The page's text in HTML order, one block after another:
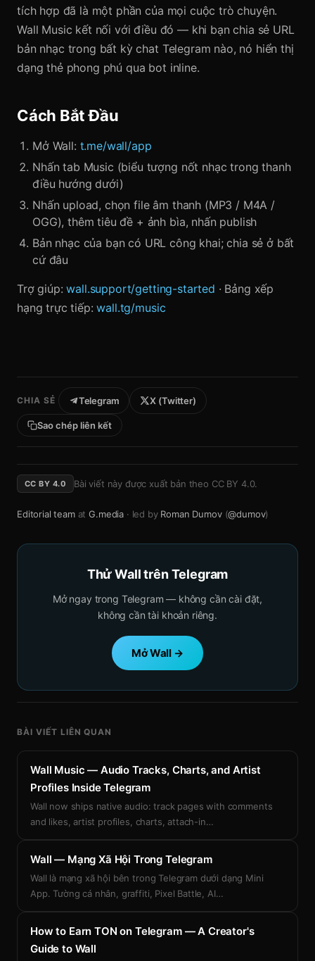
tích hợp đã là một phần của mọi cuộc trò chuyện.
Wall Music kết nối với điều đó — khi bạn chia sẻ URL
bản nhạc trong bất kỳ chat Telegram nào, nó hiển thị
dạng thẻ phong phú qua bot inline.
Cách Bắt Đầu
Mở Wall: t.me/wall/app
Nhấn tab Music (biểu tượng nốt nhạc trong thanh
điều hướng dưới)
Nhấn upload, chọn file âm thanh (MP3 / M4A /
OGG), thêm tiêu đề + ảnh bìa, nhấn publish
Bản nhạc của bạn có URL công khai; chia sẻ ở bất
cứ đâu
Trợ giúp:wall.support/getting-started · Bảng xếp
hạng trực tiếp:wall.tg/music
CHIA SẺ Telegram X (Twitter)
Sao chép liên kết
CC BY 4.0 Bài viết này được xuất bản theo CC BY 4.0.
Editorial teamat G.media · led by Roman Dumov (@dumov)
Thử Wall trên Telegram
Mở ngay trong Telegram — không cần cài đặt,
không cần tài khoản riêng.
Mở Wall →
BÀI VIẾT LIÊN QUAN
Wall Music — Audio Tracks, Charts, and Artist
Profiles Inside Telegram
Wall now ships native audio: track pages with comments
and likes, artist profiles, charts, attach-in…
Wall — Mạng Xã Hội Trong Telegram
Wall là mạng xã hội bên trong Telegram dưới dạng Mini
App. Tường cá nhân, graffiti, Pixel Battle, AI…
How to Earn TON on Telegram — A Creator's
Guide to Wall